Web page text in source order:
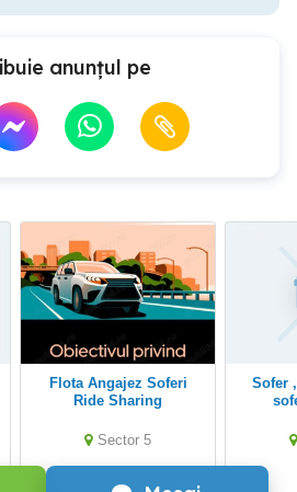
anunțul pe
Flota Angajez Soferi
Ride Sharing
Sector 5
Sofer , sofer familie ,